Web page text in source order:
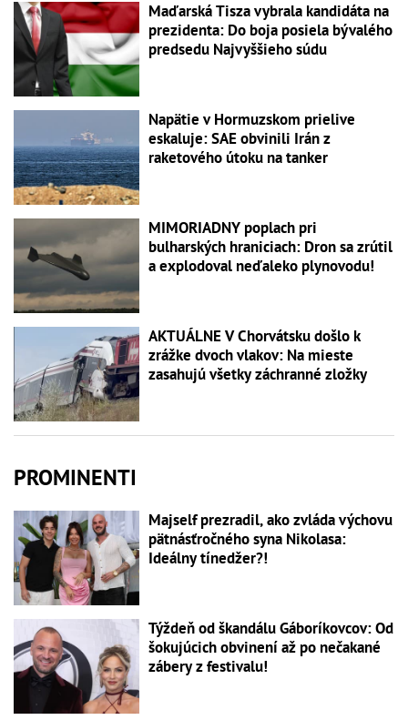
Maďarská Tisza vybrala kandidáta na
prezidenta: Do boja posiela bývalého
predsedu Najvyššieho súdu
Napätie v Hormuzskom prielive
eskaluje: SAE obvinili Irán z
raketového útoku na tanker
MIMORIADNY poplach pri
bulharských hraniciach: Dron sa zrútil
a explodoval neďaleko plynovodu!
AKTUÁLNE V Chorvátsku došlo k
zrážke dvoch vlakov: Na mieste
zasahujú všetky záchranné zložky
PROMINENTI
Majself prezradil, ako zvláda výchovu
pätnásťročného syna Nikolasa:
Ideálny tínedžer?!
Týždeň od škandálu Gáboríkovcov: Od
šokujúcich obvinení až po nečakané
zábery z festivalu!